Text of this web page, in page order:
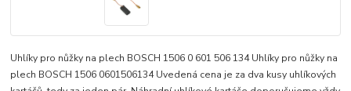
Uhlíky pro nůžky na plech BOSCH 1506 0 601 506 134 Uhlíky pro nůžky na
plech BOSCH 1506 0601506134 Uvedená cena je za dva kusy uhlíkových